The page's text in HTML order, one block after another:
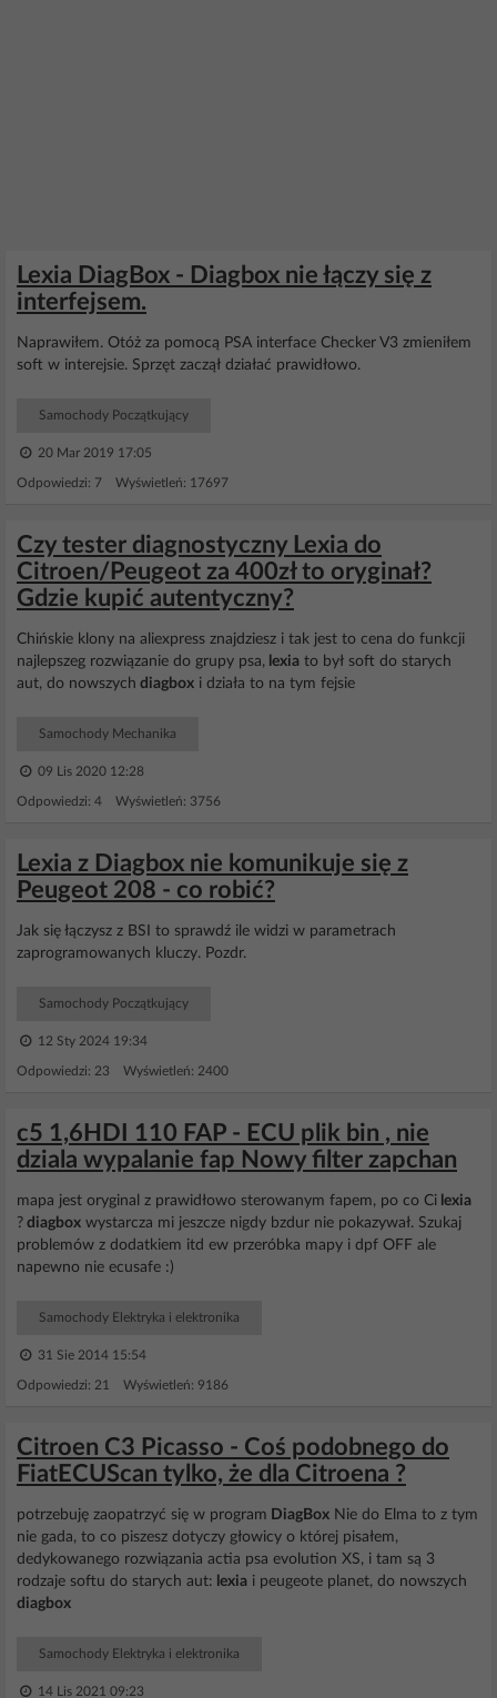
Lexia DiagBox - Diagbox nie łączy się z
interfejsem.
Naprawiłem. Otóż za pomocą PSA interface Checker V3 zmieniłem
soft w interejsie. Sprzęt zaczął działać prawidłowo.
Samochody Początkujący
20 Mar 2019 17:05
Odpowiedzi: 7 Wyświetleń: 17697
Czy tester diagnostyczny Lexia do
Citroen/Peugeot za 400zł to oryginał?
Gdzie kupić autentyczny?
Chińskie klony na aliexpress znajdziesz i tak jest to cena do funkcji
najlepszeg rozwiązanie do grupy psa, lexia to był soft do starych
aut, do nowszych diagbox i działa to na tym fejsie
Samochody Mechanika
09 Lis 2020 12:28
Odpowiedzi: 4 Wyświetleń: 3756
Lexia z Diagbox nie komunikuje się z
Peugeot 208 - co robić?
Jak się łączysz z BSI to sprawdź ile widzi w parametrach
zaprogramowanych kluczy. Pozdr.
Samochody Początkujący
12 Sty 2024 19:34
Odpowiedzi: 23 Wyświetleń: 2400
c5 1,6HDI 110 FAP - ECU plik bin , nie
dziala wypalanie fap Nowy filter zapchan
mapa jest oryginal z prawidłowo sterowanym fapem, po co Ci lexia
? diagbox wystarcza mi jeszcze nigdy bzdur nie pokazywał. Szukaj
problemów z dodatkiem itd ew przeróbka mapy i dpf OFF ale
napewno nie ecusafe :)
Samochody Elektryka i elektronika
31 Sie 2014 15:54
Odpowiedzi: 21 Wyświetleń: 9186
Citroen C3 Picasso - Coś podobnego do
FiatECUScan tylko, że dla Citroena ?
potrzebuję zaopatrzyć się w program DiagBox Nie do Elma to z tym
nie gada, to co piszesz dotyczy głowicy o której pisałem,
dedykowanego rozwiązania actia psa evolution XS, i tam są 3
rodzaje softu do starych aut: lexia i peugeote planet, do nowszych
diagbox
Samochody Elektryka i elektronika
14 Lis 2021 09:23